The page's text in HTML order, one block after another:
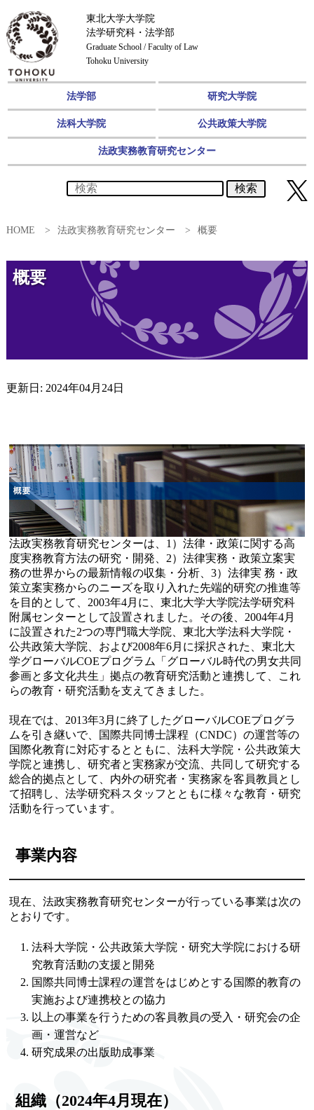
東北大学大学院
法学研究科・法学部
Graduate School / Faculty of Law
Tohoku University
法学部 研究大学院
法科大学院 公共政策大学院
法政実務教育研究センター
検索
HOME 法政実務教育研究センター 概要
概要
更新日: 2024年04月24日
法政実務教育研究センターは、1）法律・政策に関する高
度実務教育方法の研究・開発、2）法律実務・政策立案実
務の世界からの最新情報の収集・分析、3）法律実 務・政
策立案実務からのニーズを取り入れた先端的研究の推進等
を目的として、2003年4月に、東北大学大学院法学研究科
附属センターとして設置されました。その後、2004年4月
に設置された2つの専門職大学院、東北大学法科大学院・
公共政策大学院、および2008年6月に採択された、東北大
学グローバルCOEプログラム「グローバル時代の男女共同
参画と多文化共生」拠点の教育研究活動と連携して、これ
らの教育・研究活動を支えてきました。
現在では、2013年3月に終了したグローバルCOEプログラ
ムを引き継いで、国際共同博士課程（CNDC）の運営等の
国際化教育に対応するとともに、法科大学院・公共政策大
学院と連携し、研究者と実務家が交流、共同して研究する
総合的拠点として、内外の研究者・実務家を客員教員とし
て招聘し、法学研究科スタッフとともに様々な教育・研究
活動を行っています。
事業内容
現在、法政実務教育研究センターが行っている事業は次の
とおりです。
法科大学院・公共政策大学院・研究大学院における研
究教育活動の支援と開発
国際共同博士課程の運営をはじめとする国際的教育の
実施および連携校との協力
以上の事業を行うための客員教員の受入・研究会の企
画・運営など
研究成果の出版助成事業
組織（2024年4月現在）